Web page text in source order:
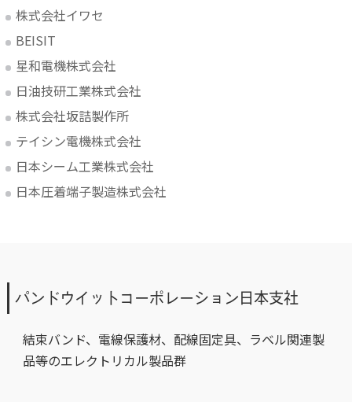
株式会社イワセ
BEISIT
星和電機株式会社
日油技研工業株式会社
株式会社坂詰製作所
テイシン電機株式会社
日本シーム工業株式会社
日本圧着端子製造株式会社
パンドウイットコーポレーション日本支社
結束バンド、電線保護材、配線固定具、ラベル関連製
品等のエレクトリカル製品群